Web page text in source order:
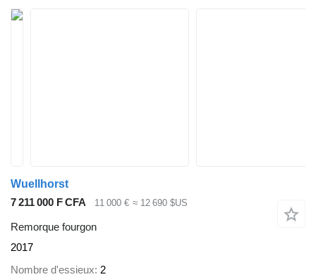
Wuellhorst
7 211 000 F CFA
11 000 € ≈ 12 690 $US
Remorque fourgon
2017
Nombre d'essieux 2